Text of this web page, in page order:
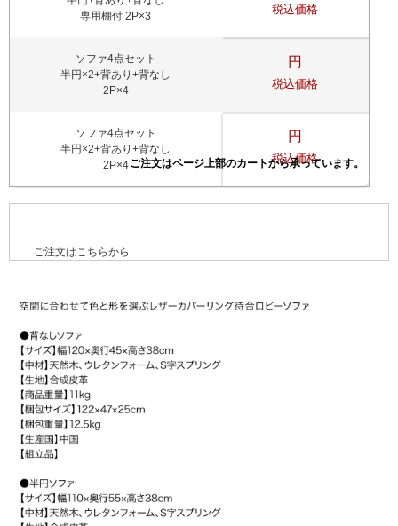
専用棚付 2P×3
税込価格
ソファ4点セット
半円×2+背あり+背なし
2P×4
円
税込価格
ソファ4点セット
半円×2+背あり+背なし
2P×4
円
税込価格
ご注文はこちらから